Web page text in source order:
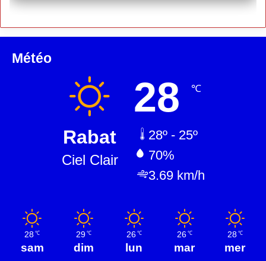
Météo
Rabat
Ciel Clair
28 ℃
28º - 25º
70%
3.69 km/h
28 ℃
sam
29 ℃
dim
26 ℃
lun
26 ℃
mar
28 ℃
mer